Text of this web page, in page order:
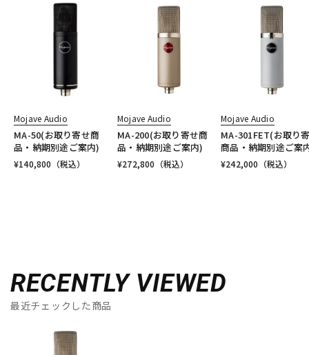
Mojave Audio
MA-50(お取り寄せ商
品・納期別途ご案内)
¥140,800 （税込）
Mojave Audio
MA-200(お取り寄せ商
品・納期別途ご案内)
¥272,800 （税込）
Mojave Audio
MA-301FET(お取り
商品・納期別途ご案
¥242,000 （税込）
RECENTLY VIEWED
最近チェックした商品